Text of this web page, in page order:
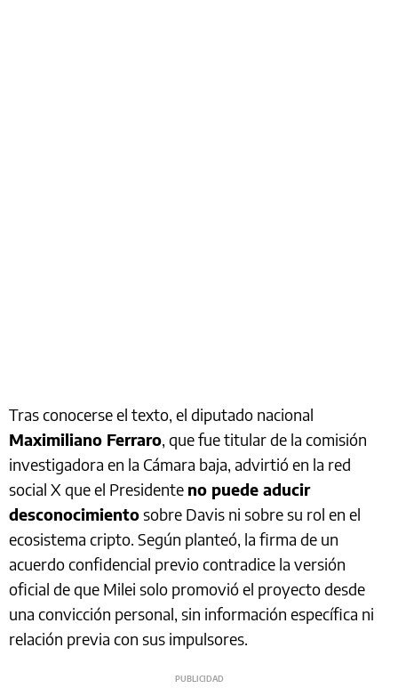
Tras conocerse el texto, el diputado nacional
Maximiliano Ferraro, que fue titular de la comisión
investigadora en la Cámara baja, advirtió en la red
social X que el Presidente no puede aducir
desconocimientosobre Davis ni sobre su rol en el
ecosistema cripto. Según planteó, la firma de un
acuerdo confidencial previo contradice la versión
oficial de que Milei solo promovió el proyecto desde
una convicción personal, sin información específica ni
relación previa con sus impulsores.